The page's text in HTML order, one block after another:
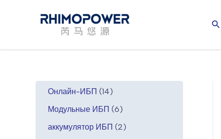
Онлайн-ИБП 141
т
о
Модульные ИБП 66
о
аккумулятор ИБП 22